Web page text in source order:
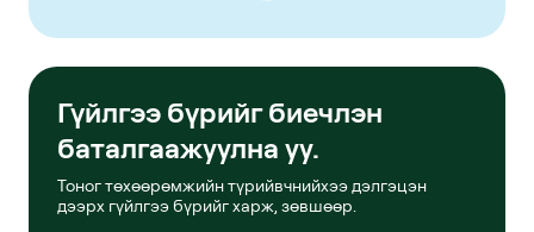
Гүйлгээ бүрийг биечлэн
баталгаажуулна уу.
Тоног төхөөрөмжийн түрийвчнийхээ дэлгэцэн
дээрх гүйлгээ бүрийг харж, зөвшөөр.